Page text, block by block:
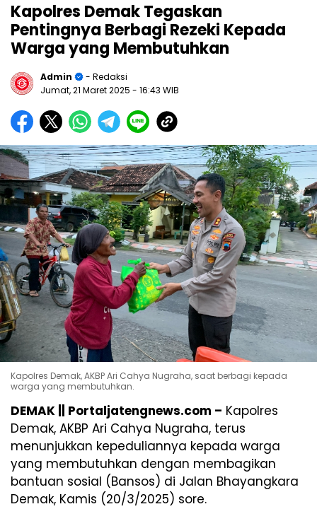
Kapolres Demak Tegaskan
Pentingnya Berbagi Rezeki Kepada
Warga yang Membutuhkan
Admin
- Redaksi
Jumat, 21 Maret 2025 - 16:43 WIB
Kapolres Demak, AKBP Ari Cahya Nugraha, saat berbagi kepada
warga yang membutuhkan.
DEMAK || Portaljatengnews.com – Kapolres
Demak, AKBP Ari Cahya Nugraha, terus
menunjukkan kepeduliannya kepada warga
yang membutuhkan dengan membagikan
bantuan sosial (Bansos) di Jalan Bhayangkara
Demak, Kamis (20/3/2025) sore.